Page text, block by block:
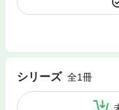
シリーズ 全1冊